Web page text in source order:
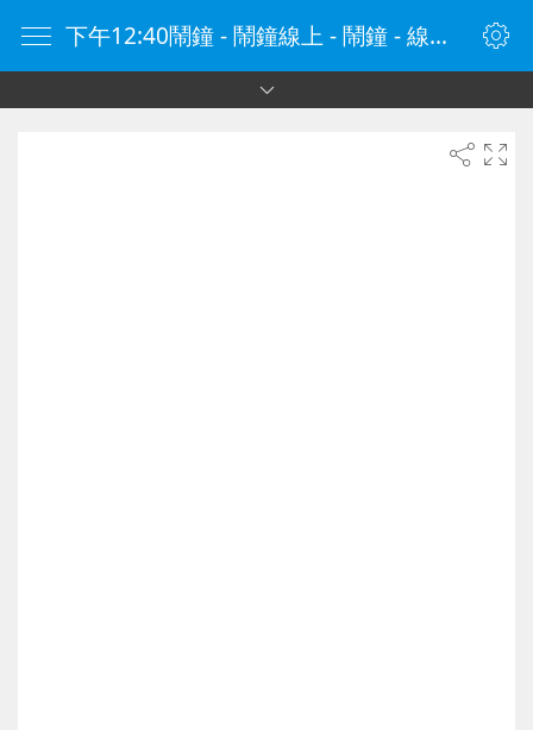
下午12:40鬧鐘 - 鬧鐘線上 - 鬧鐘 - 線上鬧鐘 - 在線鬧鐘 - 鬧鐘在線 - naozhong.tw